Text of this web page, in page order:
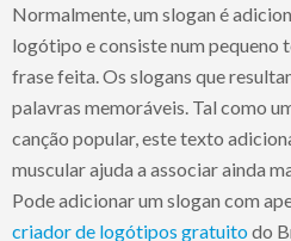
Normalmente, um slogan é
logótipo e consiste num pequeno
frase feita. Os slogans que
palavras memoráveis. Tal como
canção popular, este texto
muscular ajuda a associar ainda
Pode adicionar um slogan com
criador de logótipos gratuitodo